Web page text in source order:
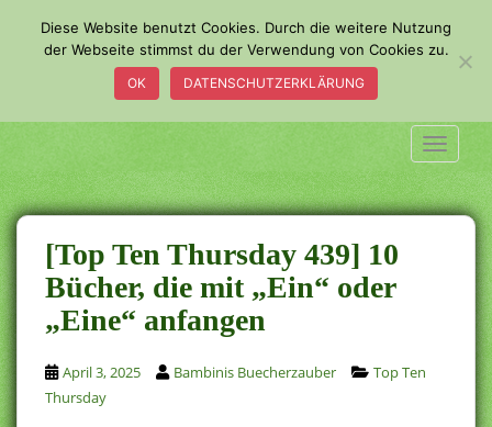
a
i
n
c
o
n
t
e
n
t
[Top Ten Thursday 439] 10
Bücher, die mit „Ein“ oder
„Eine“ anfangen
April 3, 2025 Bambinis Buecherzauber
Top Ten
Thursday
Diese Website benutzt Cookies. Durch die weitere Nutzung
der Webseite stimmst du der Verwendung von Cookies zu.
OK DATENSCHUTZERKLÄRUNG